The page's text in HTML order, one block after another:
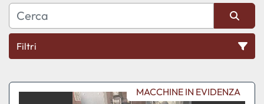
Filtri
Ordina per
MACCHINE IN EVIDENZA